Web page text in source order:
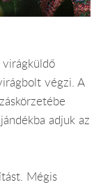
virágküldő
végzi. A
adjuk az
Mégis